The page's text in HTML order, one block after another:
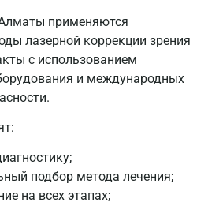
Алматы применяются
лазерной коррекции зрения
с использованием
и международных
подбор метода лечения;
на всех этапах;